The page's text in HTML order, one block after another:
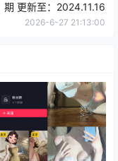
期 更新至：2024.11.16
2026-6-27 21:13:00